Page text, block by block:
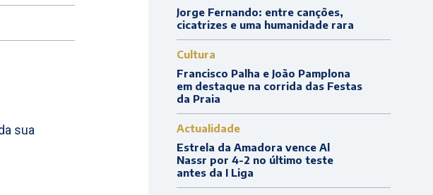
sua
Jorge Fernando: entre canções,
cicatrizes e uma humanidade rara
Cultura
Francisco Palha e João Pamplona
em destaque na corrida das Festas
da Praia
Actualidade
Estrela da Amadora vence Al
Nassr por 4-2 no último teste
antes da I Liga